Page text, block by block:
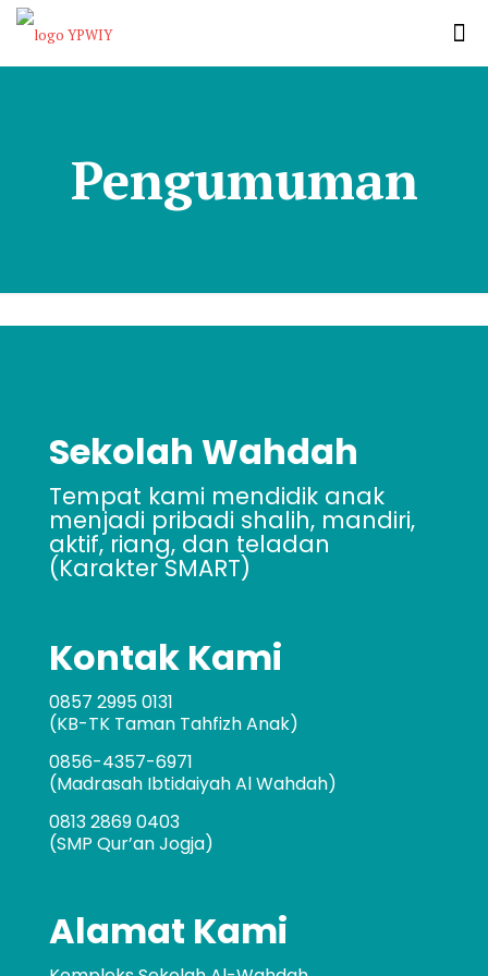
Pengumuman
Sekolah Wahdah
Tempat kami mendidik anak
menjadi pribadi shalih, mandiri,
aktif, riang, dan teladan
(Karakter SMART)
Kontak Kami
0857 2995 0131
(KB-TK Taman Tahfizh Anak)
0856-4357-6971
(Madrasah Ibtidaiyah Al Wahdah)
0813 2869 0403
(SMP Qur’an Jogja)
Alamat Kami